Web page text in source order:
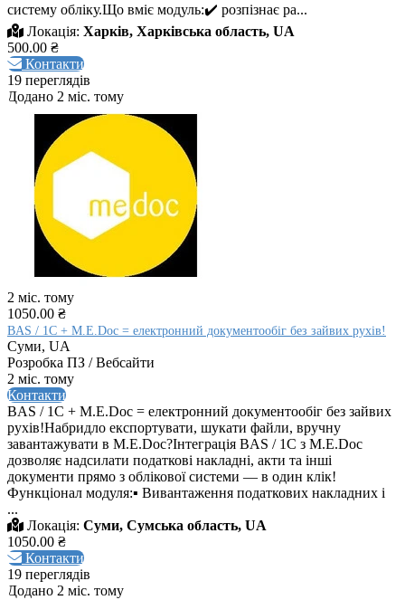
систему обліку.Що вміє модуль:✔️ розпізнає ра...
Локація: Харків, Харківська область, UA
500.00 ₴
Контакти
19 переглядів
Додано 2 міс. тому
2 міс. тому
1050.00 ₴
BAS / 1C + M.E.Doc = електронний документообіг без зайвих рухів!
Суми, UA
Розробка ПЗ / Вебсайти
2 міс. тому
Контакти
BAS / 1C + M.E.Doc = електронний документообіг без зайвих
рухів!Набридло експортувати, шукати файли, вручну
завантажувати в M.E.Doc?Інтеграція BAS / 1C з M.E.Doc
дозволяє надсилати податкові накладні, акти та інші
документи прямо з облікової системи — в один клік!
Функціонал модуля:▪ Вивантаження податкових накладних і
...
Локація: Суми, Сумська область, UA
1050.00 ₴
Контакти
19 переглядів
Додано 2 міс. тому